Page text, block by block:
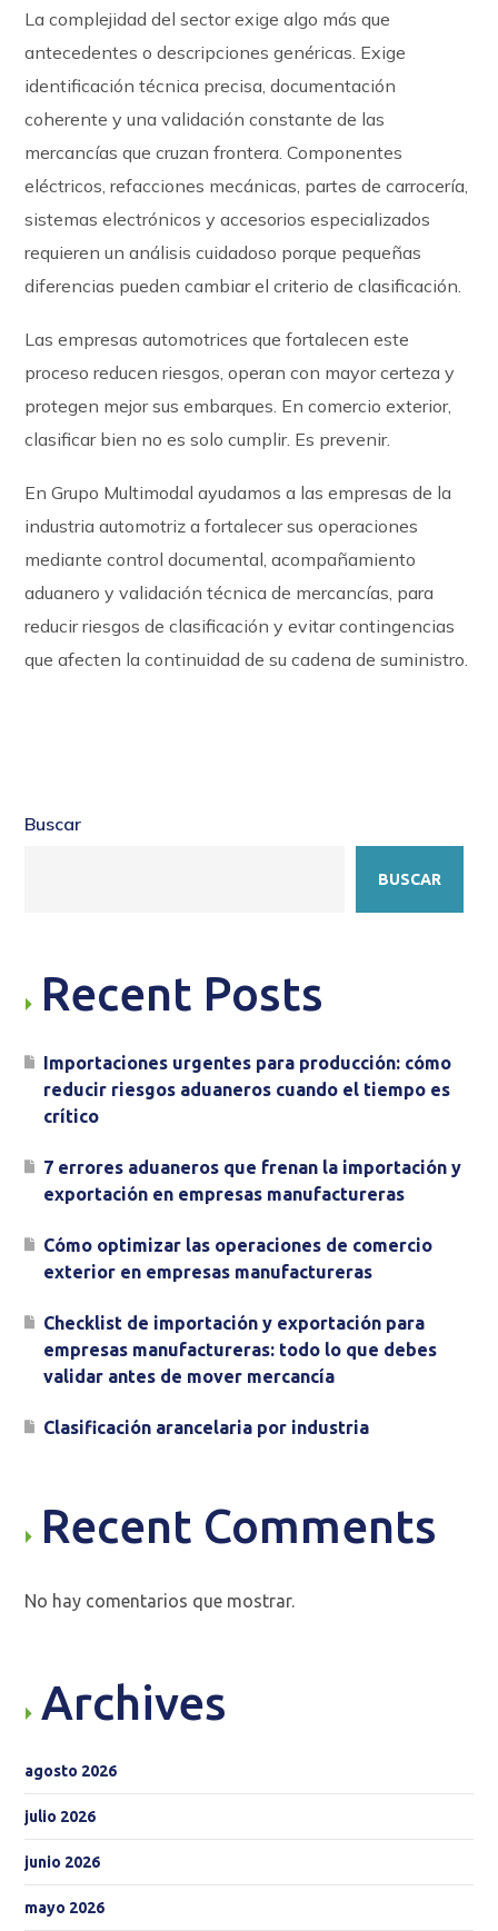
La complejidad del sector exige algo más que
antecedentes o descripciones genéricas. Exige
identificación técnica precisa, documentación
coherente y una validación constante de las
mercancías que cruzan frontera. Componentes
eléctricos, refacciones mecánicas, partes de carrocería,
sistemas electrónicos y accesorios especializados
requieren un análisis cuidadoso porque pequeñas
diferencias pueden cambiar el criterio de clasificación.
Las empresas automotrices que fortalecen este
proceso reducen riesgos, operan con mayor certeza y
protegen mejor sus embarques. En comercio exterior,
clasificar bien no es solo cumplir. Es prevenir.
En Grupo Multimodal ayudamos a las empresas de la
industria automotriz a fortalecer sus operaciones
mediante control documental, acompañamiento
aduanero y validación técnica de mercancías, para
reducir riesgos de clasificación y evitar contingencias
que afecten la continuidad de su cadena de suministro.
Buscar
BUSCAR
Recent Posts
Importaciones urgentes para producción: cómo
reducir riesgos aduaneros cuando el tiempo es
crítico
7 errores aduaneros que frenan la importación y
exportación en empresas manufactureras
Cómo optimizar las operaciones de comercio
exterior en empresas manufactureras
Checklist de importación y exportación para
empresas manufactureras: todo lo que debes
validar antes de mover mercancía
Clasificación arancelaria por industria
Recent Comments
No hay comentarios que mostrar.
Archives
agosto 2026
julio 2026
junio 2026
mayo 2026